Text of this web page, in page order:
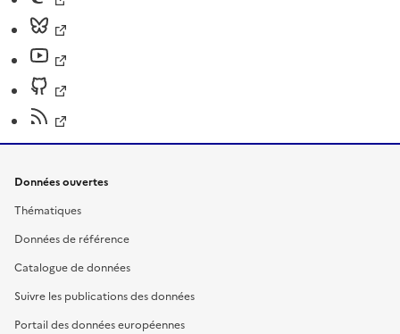
Données ouvertes
Thématiques
Données de référence
Catalogue de données
Suivre les publications des données
Portail des données européennes